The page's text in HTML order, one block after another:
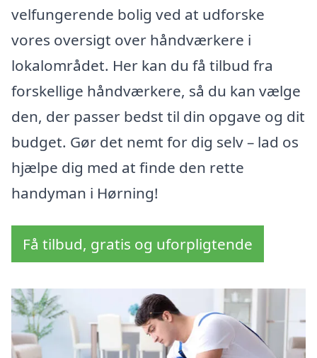
velfungerende bolig ved at udforske
vores oversigt over håndværkere i
lokalområdet. Her kan du få tilbud fra
forskellige håndværkere, så du kan vælge
den, der passer bedst til din opgave og dit
budget. Gør det nemt for dig selv – lad os
hjælpe dig med at finde den rette
handyman i Hørning!
Få tilbud, gratis og uforpligtende